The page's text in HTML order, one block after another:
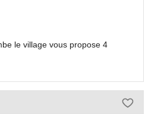
le village vous propose 4